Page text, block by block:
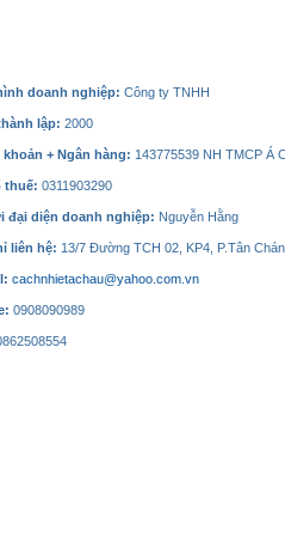
doanh nghiệp: Công ty TNHH
lập: 2000
khoản + Ngân hàng: 143775539 NH TMCP Á
thuế: 0311903290
đại diện doanh nghiệp: Nguyễn Hằng
liên hệ: 13/7 Đường TCH 02, KP4, P.Tân
cachnhietachau@yahoo.com.vn
0908090989